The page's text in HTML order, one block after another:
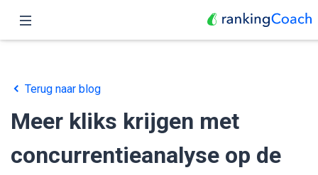
Functies
Prijzen
Partners
Terug naar blog
Meer kliks krijgen met
concurrentieanalyse op de